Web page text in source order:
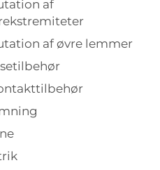
af
af øvre lemmer